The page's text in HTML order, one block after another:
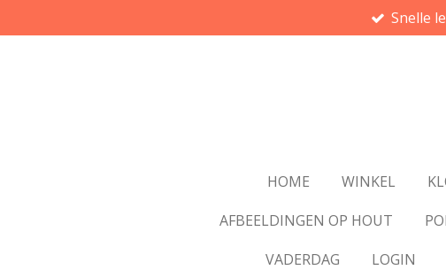
direct
Snelle
HOME WINKEL
AFBEELDINGEN OP HOUT
VADERDAG
LOGIN